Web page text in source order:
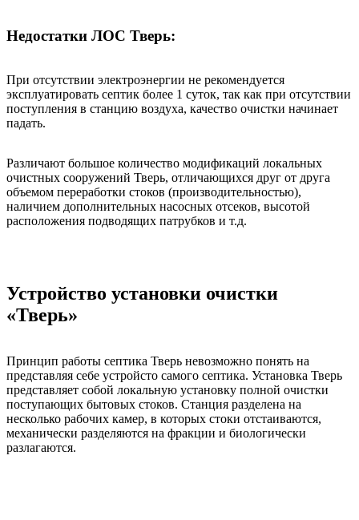
Недостатки ЛОС Тверь:
При отсутствии электроэнергии не рекомендуется
эксплуатировать септик более 1 суток, так как при отсутствии
поступления в станцию воздуха, качество очистки начинает
падать.
Различают большое количество модификаций локальных
очистных сооружений Тверь, отличающихся друг от друга
объемом переработки стоков (производительностью),
наличием дополнительных насосных отсеков, высотой
расположения подводящих патрубков и т.д.
Устройство установки очистки
«Тверь»
Принцип работы септика Тверь невозможно понять на
представляя себе устройсто самого септика. Установка Тверь
представляет собой локальную установку полной очистки
поступающих бытовых стоков. Станция разделена на
несколько рабочих камер, в которых стоки отстаиваются,
механически разделяются на фракции и биологически
разлагаются.